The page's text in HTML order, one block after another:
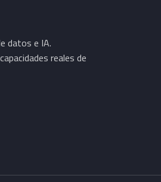
datos e IA.
reales de